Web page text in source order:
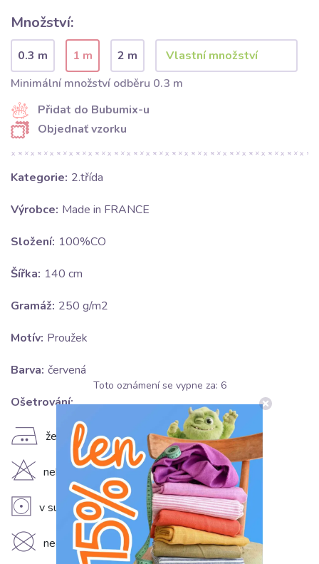
Množství:
0.3 m 1 m
2 m
Minimální množství odběru 0.3 m
Přidat do Bubumix-u
Objednať vzorku
Kategorie: 2.třída
Výrobce: Made in FRANCE
Složení: 100%CO
Šířka: 140 cm
Gramáž: 250 g/m2
Motív: Proužek
Barva: červená
Ošetrování:
E žehlit na středním stupni (150°C)
H nebělit
V v sušičce sušit na nízkém stupni (do 60°C)
K nečistit chemicky
Toto oznámení se vypne za: 5